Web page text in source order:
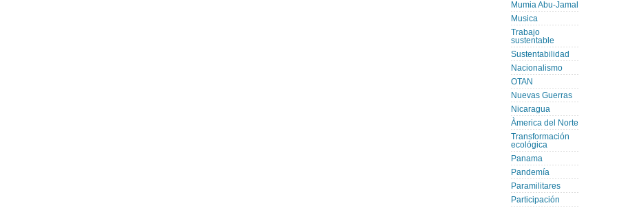
Mumia Abu-Jamal
Musica
Trabajo
sustentable
Sustentabilidad
Nacionalismo
OTAN
Nuevas Guerras
Nicaragua
Àmerica del Norte
Transformación
ecológica
Panama
Pandemía
Paramilitares
Participación